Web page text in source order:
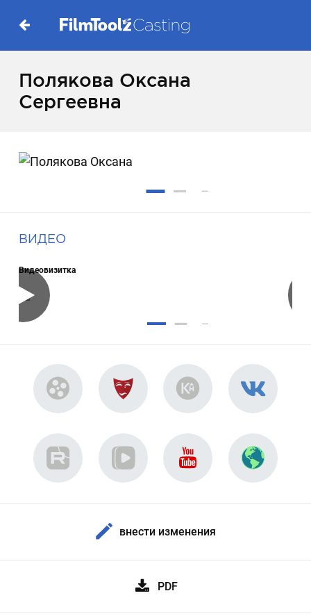
Полякова Оксана
Сергеевна
ВИДЕО
Видеовизитка
внести изменения
PDF